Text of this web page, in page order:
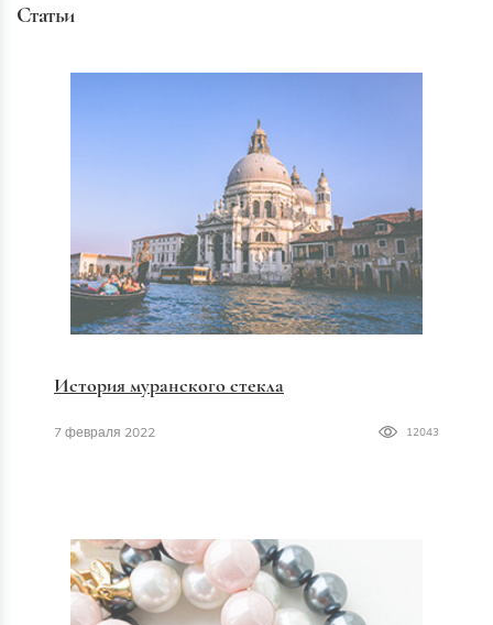
Статьи
История муранского стекла
7 февраля 2022 12043